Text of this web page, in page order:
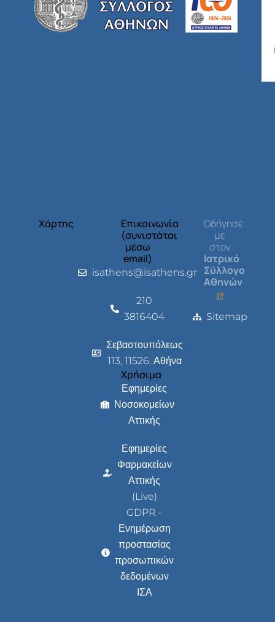
Χάρτης
Επικοινωνία
(συνιστάται
μέσω
email)
isathens@isathens.gr
210
3816404
Σεβαστουπόλεως
113, 11526, Αθήνα
Χρήσιμα
Εφημερίες
Νοσοκομείων
Αττικής
Εφημερίες
Φαρμακείων
Αττικής
(Live)
GDPR -
Ενημέρωση
προστασίας
προσωπικών
δεδομένων
ΙΣΑ
Οδήγησέ
με
στον
Ιατρικό
Σύλλογο
Αθηνών
Sitemap